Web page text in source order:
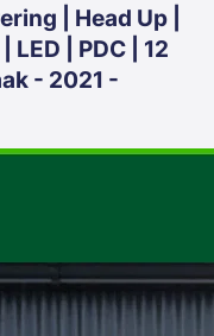
| Head Up |
| PDC | 12
- 2021 -